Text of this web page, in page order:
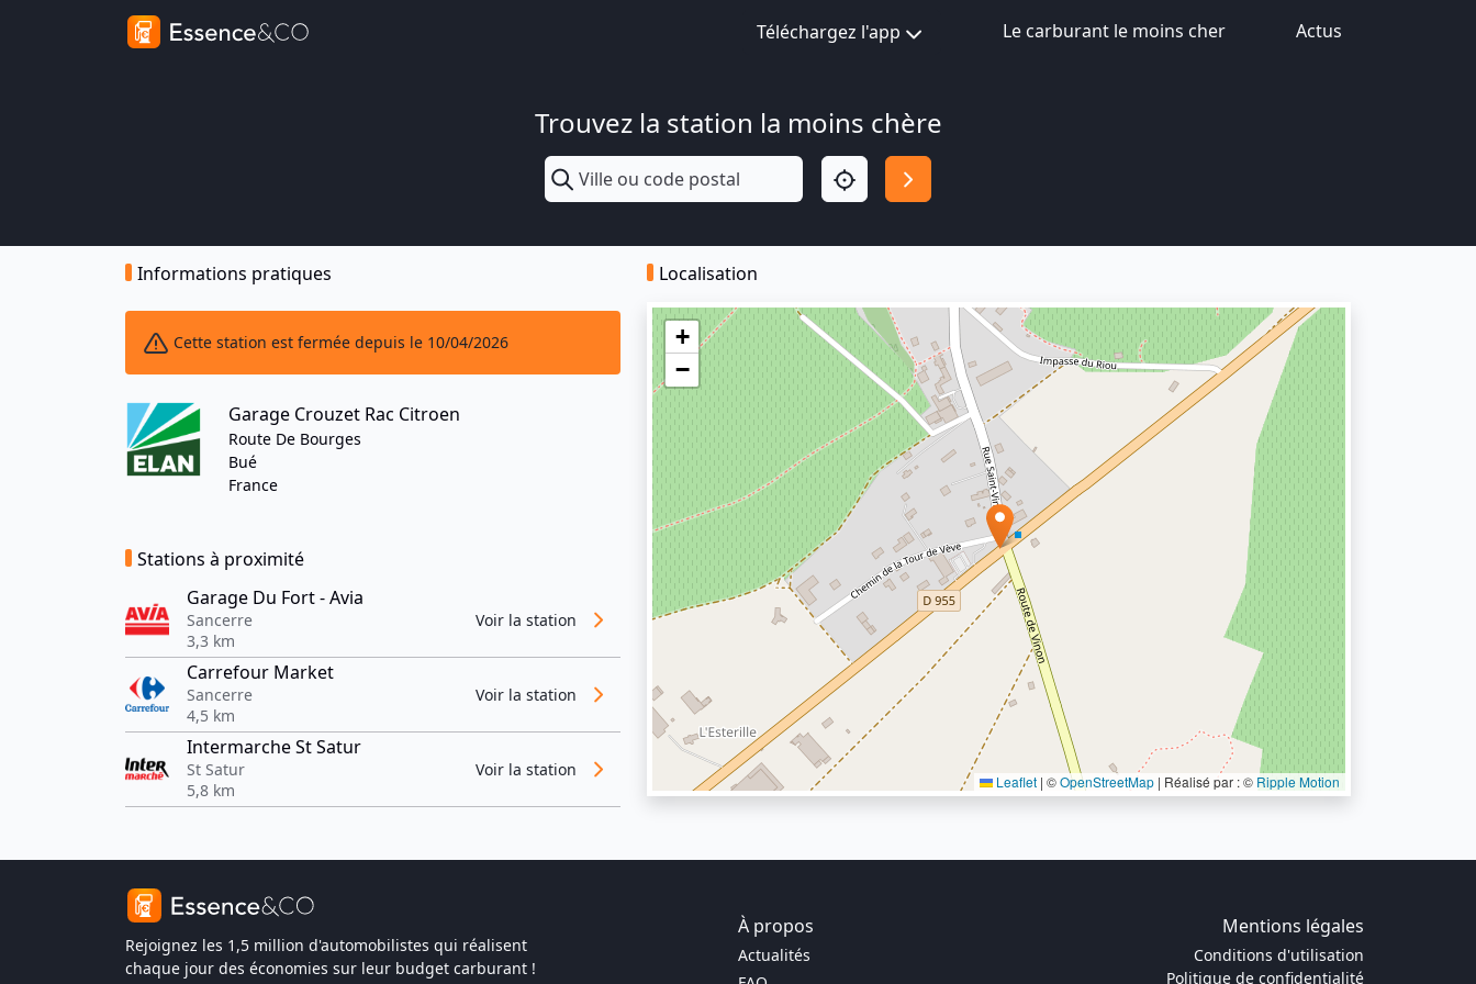
Téléchargez l'app Le carburant le moins cher Actus
Trouvez la station la moins chère
Informations pratiques
Cette station est fermée depuis le 10/04/2026
Garage Crouzet Rac Citroen
Route De Bourges
Bué
France
Stations à proximité
Garage Du Fort - Avia
Sancerre
3,3 km
Voir la station
Carrefour Market
Sancerre
4,5 km
Voir la station
Intermarche St Satur
St Satur
5,8 km
Voir la station
Localisation
+
−
Leaflet | ©OpenStreetMap | Réalisé par : © Ripple Motion
Rejoignez les 1,5 million d'automobilistes qui réalisent
chaque jour des économies sur leur budget carburant !
À propos Mentions légales
Actualités
Conditions d'utilisation
Politique de confidentialité